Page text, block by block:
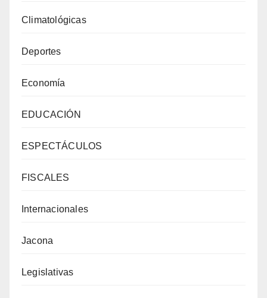
Climatológicas
Deportes
Economía
EDUCACIÓN
ESPECTÁCULOS
FISCALES
Internacionales
Jacona
Legislativas